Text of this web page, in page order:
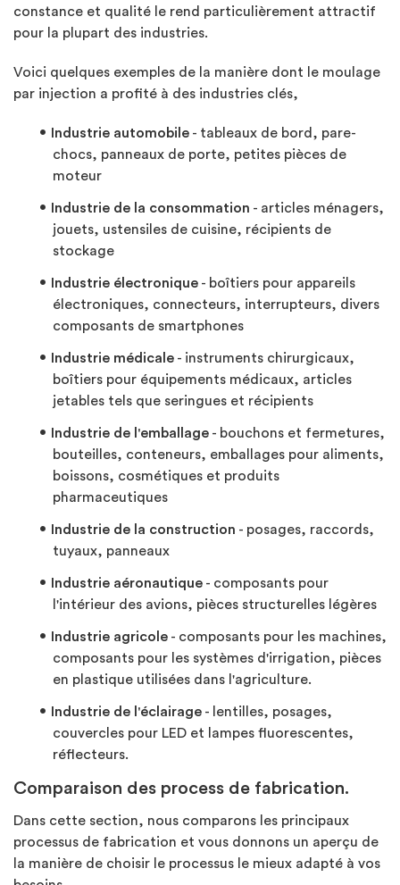
constance et qualité le rend particulièrement attractif
pour la plupart des industries.
Voici quelques exemples de la manière dont le moulage
par injection a profité à des industries clés,
Industrie automobile - tableaux de bord, pare-
chocs, panneaux de porte, petites pièces de
moteur
Industrie de la consommation - articles ménagers,
jouets, ustensiles de cuisine, récipients de
stockage
Industrie électronique - boîtiers pour appareils
électroniques, connecteurs, interrupteurs, divers
composants de smartphones
Industrie médicale - instruments chirurgicaux,
boîtiers pour équipements médicaux, articles
jetables tels que seringues et récipients
Industrie de l'emballage - bouchons et fermetures,
bouteilles, conteneurs, emballages pour aliments,
boissons, cosmétiques et produits
pharmaceutiques
Industrie de la construction - posages, raccords,
tuyaux, panneaux
Industrie aéronautique - composants pour
l'intérieur des avions, pièces structurelles légères
Industrie agricole - composants pour les machines,
composants pour les systèmes d'irrigation, pièces
en plastique utilisées dans l'agriculture.
Industrie de l'éclairage - lentilles, posages,
couvercles pour LED et lampes fluorescentes,
réflecteurs.
Comparaison des process de fabrication.
Dans cette section, nous comparons les principaux
processus de fabrication et vous donnons un aperçu de
la manière de choisir le processus le mieux adapté à vos